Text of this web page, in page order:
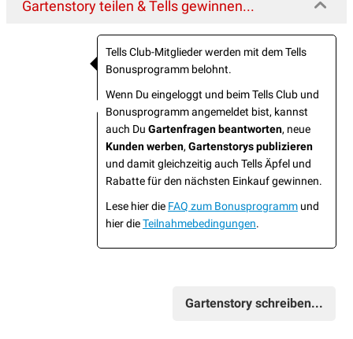
Gartenstory teilen & Tells gewinnen...
Tells Club-Mitglieder werden mit dem Tells
Bonusprogramm belohnt.
Wenn Du eingeloggt und beim Tells Club und
Bonusprogramm angemeldet bist, kannst
auch Du Gartenfragen beantworten, neue
Kunden werben, Gartenstorys publizieren
und damit gleichzeitig auch Tells Äpfel und
Rabatte für den nächsten Einkauf gewinnen.
Lese hier die FAQ zum Bonusprogramm und
hier dieTeilnahmebedingungen.
Gartenstory schreiben...